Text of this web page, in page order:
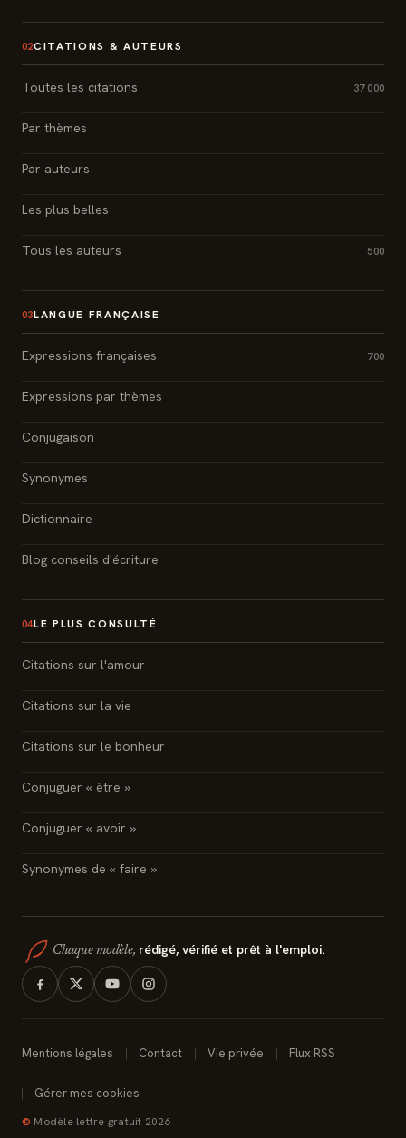
02CITATIONS & AUTEURS
Toutes les citations 37 000
Par thèmes
Par auteurs
Les plus belles
Tous les auteurs 500
03LANGUE FRANÇAISE
Expressions françaises 700
Expressions par thèmes
Conjugaison
Synonymes
Dictionnaire
Blog conseils d'écriture
04LE PLUS CONSULTÉ
Citations sur l'amour
Citations sur la vie
Citations sur le bonheur
Conjuguer « être »
Conjuguer « avoir »
Synonymes de « faire »
Chaque modèle, rédigé, vérifié et prêt à l'emploi.
Mentions légales Contact Vie privée Flux RSS
Gérer mes cookies
© Modèle lettre gratuit 2026